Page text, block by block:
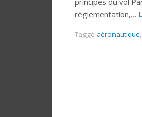
règlementation,…
Taggé aéronautique,